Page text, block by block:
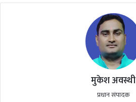
मुकेश अवस्थी
प्रधान संपादक